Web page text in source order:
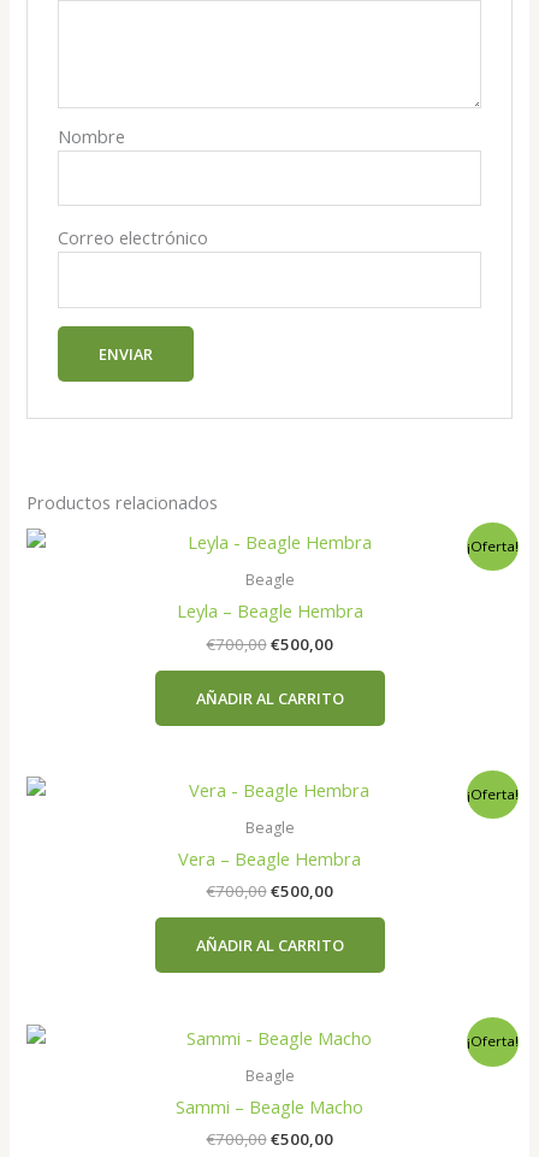
Nombre
Correo electrónico
Productos relacionados
¡Oferta!
Beagle
Leyla – Beagle Hembra
€700,00El
era:
€700,00.
€500,00El
es:
€500,00.
AÑADIR AL CARRITO
¡Oferta!
Beagle
Vera – Beagle Hembra
€700,00El
era:
€700,00.
€500,00El
es:
€500,00.
AÑADIR AL CARRITO
¡Oferta!
Beagle
Sammi – Beagle Macho
€700,00El
€500,00El